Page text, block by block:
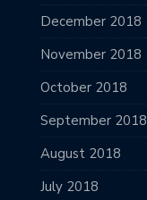
December 2018
November 2018
October 2018
September 2018
August 2018
July 2018